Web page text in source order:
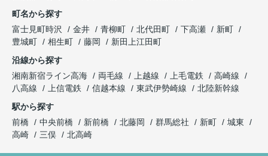
町名から探す
富士見町時沢
金井 青柳町 北代田町 下高瀬
新町
豊城町
相生町 藤岡
新田上江田町
沿線から探す
湘南新宿ライン高海
両毛線 上越線 上毛電鉄
高崎線
八高線
上信電鉄 信越本線 東武伊勢崎線
北陸新幹線
駅から探す
前橋
中央前橋 新前橋 北藤岡 群馬総社 新町
城東
高崎
三俣 北高崎